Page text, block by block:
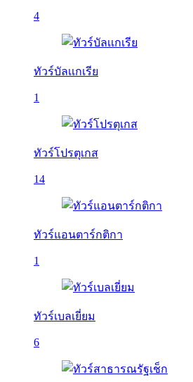
4
ทัวร์บัลเเกเรีย
1
ทัวร์โปรตุเกส
14
ทัวร์แอนตาร์กติกา
1
ทัวร์เบลเยี่ยม
6